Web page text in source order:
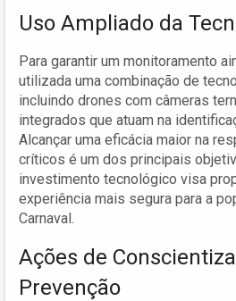
Uso Ampliado da
Para garantir um monitoramento
utilizada uma combinação de
incluindo drones com câmeras
integrados que atuam na
Alcançar uma eficácia maior na
críticos é um dos principais
investimento tecnológico visa
experiência mais segura para a
Carnaval.
Ações de
Prevenção